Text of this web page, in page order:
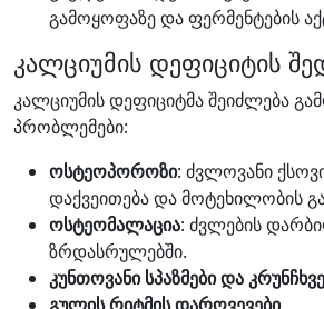
გამოყოფაზე და ფერმენტების
კალციუმის დეფიციტის
კალციუმის დეფიციტმა შეიძლება
პრობლემები:
ოსტეოპოროზი: ძვლოვანი
დაქვეითება და მოტეხილობის
ოსტეომალაცია: ძვლების
ზრდასრულებში.
კუნთოვანი სპაზმები და